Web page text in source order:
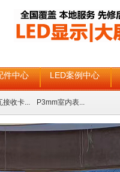
件中心 LED案例中心
接收卡... P3mm室内表...